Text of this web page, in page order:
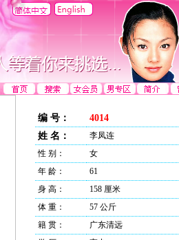
编 号：
4014
姓 名：
李凤连
性 别：
女
年 龄：
61
身 高：
158 厘米
体 重：
57 公斤
籍 贯：
广东清远